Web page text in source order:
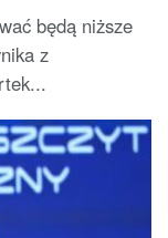
będą niższe
z